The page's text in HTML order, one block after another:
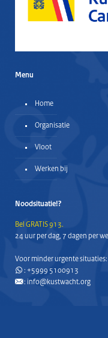
Menu
Home
Organisatie
Vloot
Werken bij
Noodsituatie!?
Bel GRATIS 913.
24 uur per dag, 7 dagen per
Voor minder urgente situaties:
: +5999 5100913
: info@kustwacht.org